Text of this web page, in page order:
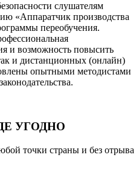
слушателям
«Аппаратчик производства
переобучения.
и возможность повысить
и дистанционных (онлайн)
опытными методистами
УГОДНО
точки страны и без отрыва